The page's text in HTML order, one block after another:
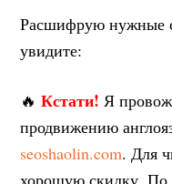
Расшифрую нужные
увидите:
🔥Кстати! Я
продвижению
seoshaolin.com. Для
хорошую скидку. По